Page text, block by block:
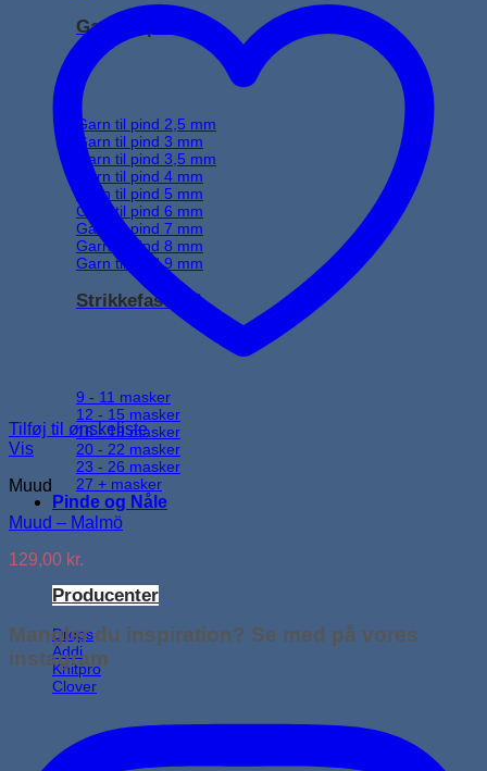
Garn til pind
Garn til pind 2,5 mm
Garn til pind 3 mm
Garn til pind 3,5 mm
Garn til pind 4 mm
Garn til pind 5 mm
Garn til pind 6 mm
Garn til pind 7 mm
Garn til pind 8 mm
Garn til pind 9 mm
Strikkefasthed
9 - 11 masker
12 - 15 masker
16 - 19 masker
20 - 22 masker
23 - 26 masker
27 + masker
Pinde og Nåle
Producenter
Drops
Addi
Knitpro
Clover
Tilføj til ønskeliste
Vis
Muud
Muud – Malmö
129,00 kr.
Mangler du inspiration? Se med på vores
instagram